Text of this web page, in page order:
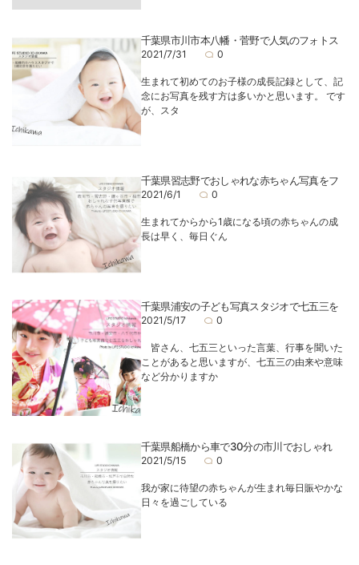
千葉県市川市本八幡・菅野で人気のフォトス
2021/7/31 0
生まれて初めてのお子様の成長記録として、記
念にお写真を残す方は多いかと思います。 です
が、スタ
千葉県習志野でおしゃれな赤ちゃん写真をフ
2021/6/1 0
生まれてからから1歳になる頃の赤ちゃんの成
長は早く、毎日ぐん
千葉県浦安の子ども写真スタジオで七五三を
2021/5/17 0
皆さん、七五三といった言葉、行事を聞いた
ことがあると思いますが、七五三の由来や意味
など分かりますか
千葉県船橋から車で30分の市川でおしゃれ
2021/5/15 0
我が家に待望の赤ちゃんが生まれ毎日賑やかな
日々を過ごしている